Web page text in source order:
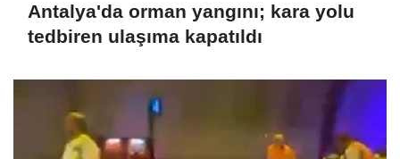
Antalya'da orman yangını; kara yolu
tedbiren ulaşıma kapatıldı